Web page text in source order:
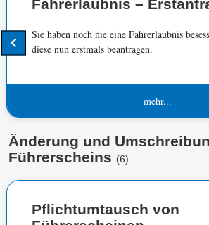
Fahrerlaubnis –
Sie haben noch nie eine Fahrerlaubnis
diese nun erstmals beantragen.
mehr...
Änderung und
Führerscheins (6)
Pflichtumtausch von